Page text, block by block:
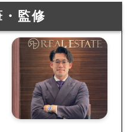
監修